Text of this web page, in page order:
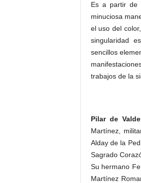
Es a partir de
minuciosa
el uso del
singularidad
sencillos
trabajos de la
Pilar de
Martínez,
Alday de la
Sagrado
Su hermano
Martínez